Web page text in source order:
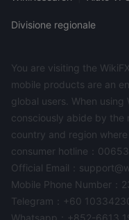
Divisione regionale
You are visiting the
mobile products are an
global users. When using
consciously abide by the
country and region
consumer hotline：
Official Email：
Mobile Phone Number
Telegram：+60
Whatsapp：+852-6613